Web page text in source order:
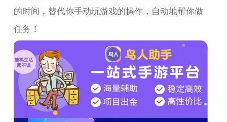
的时间，替代你手动玩游戏的操作，自动地帮你做
任务！